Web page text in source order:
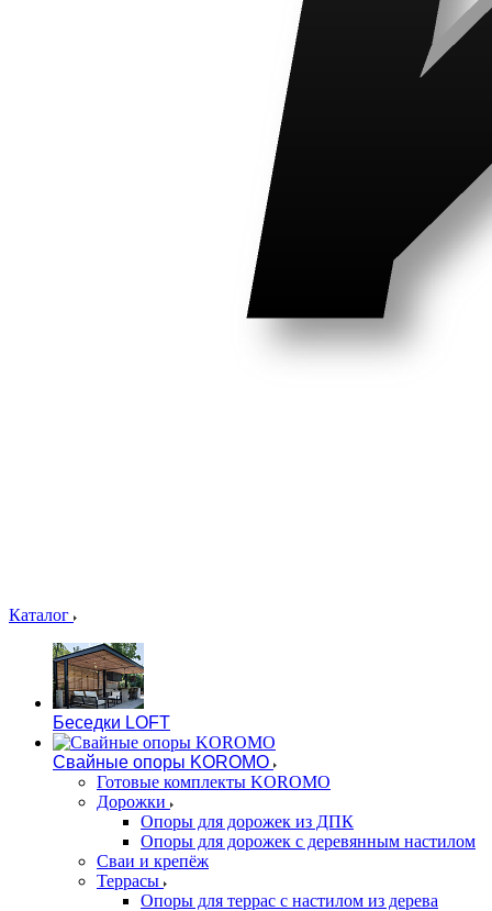
Каталог
Беседки LOFT
Свайные опоры KOROMO
Готовые комплекты KOROMO
Дорожки
Опоры для дорожек из ДПК
Опоры для дорожек с деревянным настилом
Сваи и крепёж
Террасы
Опоры для террас с настилом из дерева